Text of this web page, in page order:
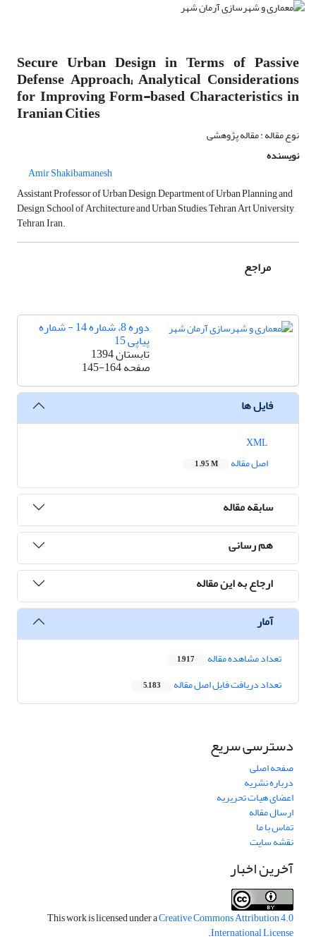
Secure Urban Design in Terms of Passive
Defense Approach; Analytical Considerations
for Improving Form-based Characteristics in
Iranian Cities
نوع مقاله : مقاله پژوهشی
نویسنده
Amir Shakibamanesh
Assistant Professor of Urban Design, Department of Urban Planning and
Design, School of Architecture and Urban Studies, Tehran Art University,
Tehran, Iran.
مراجع
دوره 8، شماره 14 - شماره
پیاپی 15
تابستان 1394
صفحه145-164
فایل ها
اصل مقاله
1.95 M
سابقه مقاله
هم رسانی
ارجاع به این مقاله
آمار
تعداد مشاهده مقاله 1,917
تعداد دریافت فایل اصل مقاله 5,183
دسترسی سریع
صفحه اصلی
درباره نشریه
اعضای هیات تحریریه
ارسال مقاله
تماس با ما
نقشه سایت
آخرین اخبار
This work is licensed under aCreative Commons Attribution 4.0
International License
.